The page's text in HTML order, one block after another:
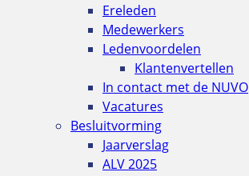
Ereleden
Medewerkers
Ledenvoordelen
Klantenvertellen
In contact met de NUVO
Vacatures
Besluitvorming
Jaarverslag
ALV 2025